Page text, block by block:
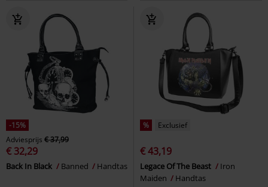
-15%
Adviesprijs € 37,99
€ 32,29
Back In Black Banned Handtas
% Exclusief
€ 43,19
Legace Of The Beast
Iron
Maiden
Handtas